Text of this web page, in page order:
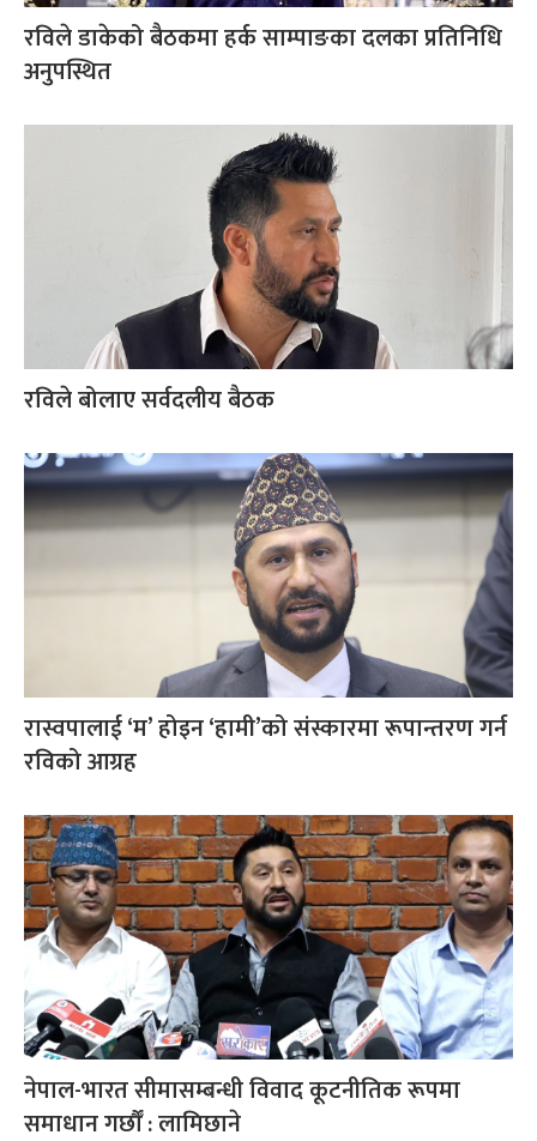
रविले डाकेको बैठकमा हर्क साम्पाङका दलका प्रतिनिधि
अनुपस्थित
रविले बोलाए सर्वदलीय बैठक
रास्वपालाई ‘म’ होइन ‘हामी’को संस्कारमा रूपान्तरण गर्न
रविको आग्रह
नेपाल-भारत सीमासम्बन्धी विवाद कूटनीतिक रूपमा
समाधान गर्छौँ : लामिछाने